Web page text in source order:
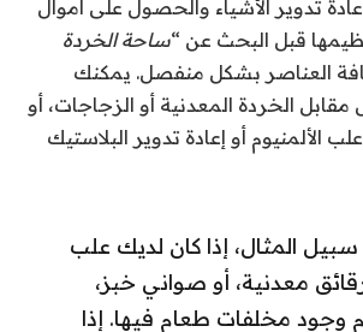
تدوير الأشياء والحصول على أموال
قبل البحث عن “ساحة الخردة
العناصر بشكل منفصل. يمكنك
الخردة المعدنية أو الزجاجات، أو
الألمنيوم أو إعادة تدوير البلاستيك
المثال، إذا كان لديك علب
معدنية، أو صواني خبز،
وجود مخلفات طعام فيها. إذا